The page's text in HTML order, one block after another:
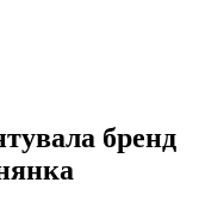
бренд